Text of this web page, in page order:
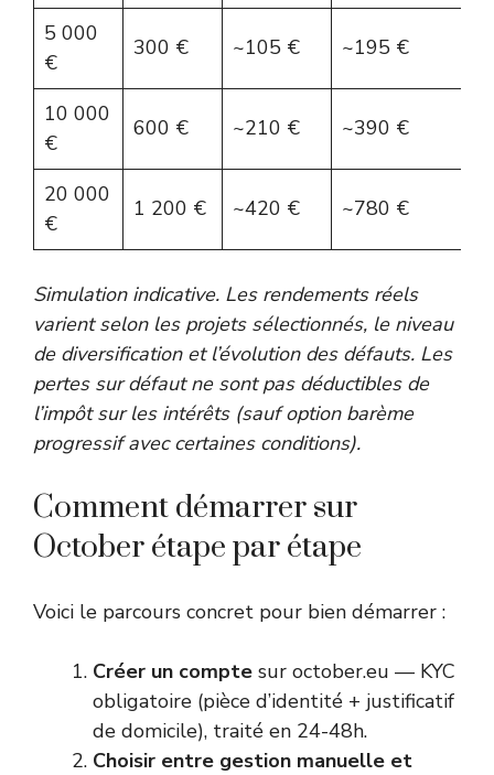
5 000
€
300 € ~105 € ~195 €
10 000
€
600 € ~210 € ~390 €
20 000
€
1 200 € ~420 € ~780 €
Simulation indicative. Les rendements réels
varient selon les projets sélectionnés, le niveau
de diversification et l’évolution des défauts. Les
pertes sur défaut ne sont pas déductibles de
l’impôt sur les intérêts (sauf option barème
progressif avec certaines conditions).
Comment démarrer sur
October étape par étape
Voici le parcours concret pour bien démarrer :
Créer un compte sur october.eu — KYC
obligatoire (pièce d’identité + justificatif
de domicile), traité en 24-48h.
Choisir entre gestion manuelle et